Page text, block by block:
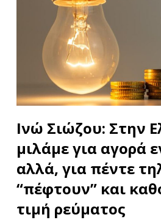
Ινώ Σιώζου: Στην
μιλάμε για αγορά
αλλά, για πέντε
“πέφτουν” και
τιμή ρεύματος